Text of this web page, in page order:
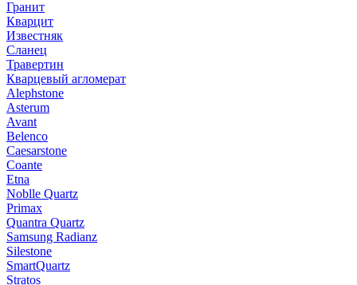
Гранит
Кварцит
Известняк
Сланец
Травертин
Кварцевый агломерат
Alephstone
Asterum
Avant
Belenco
Caesarstone
Coante
Etna
Noblle Quartz
Primax
Quantra Quartz
Samsung Radianz
Silestone
SmartQuartz
Stratos